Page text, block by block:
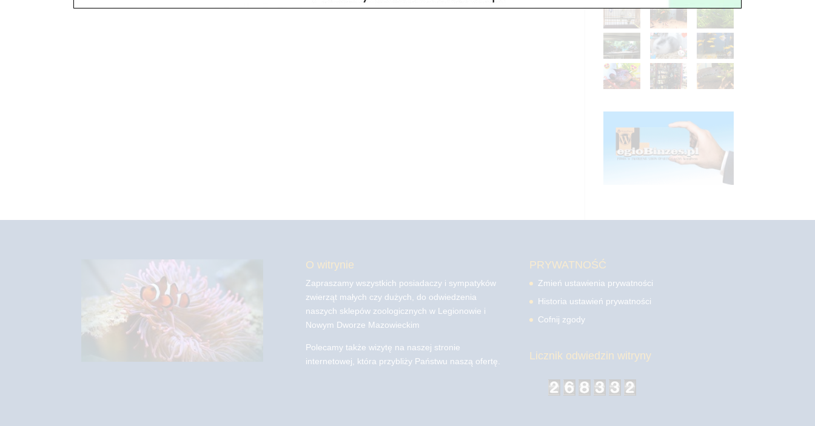
O witrynie
Zapraszamy wszystkich posiadaczy i sympatyków
zwierząt małych czy dużych, do odwiedzenia
naszych sklepów zoologicznych w Legionowie i
Nowym Dworze Mazowieckim
Polecamy także wizytę na naszej stronie
internetowej, która przybliży Państwu naszą ofertę.
PRYWATNOŚĆ
Zmień ustawienia prywatności
Historia ustawień prywatności
Cofnij zgody
Licznik odwiedzin witryny